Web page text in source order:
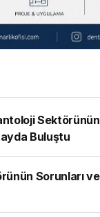
Buluştu
Sorunları